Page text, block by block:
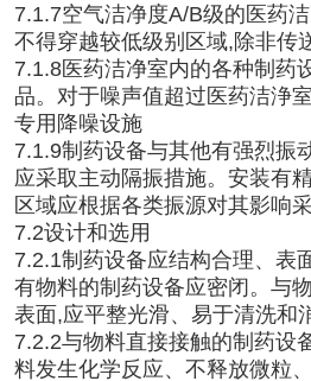
7.1.7空气洁净度A/B级的医药
不得穿越较低级别区域,除非传
7.1.8医药洁净室内的各种制药
品。对于噪声值超过医药洁浄
专用降噪设施
7.1.9制药设备与其他有强烈振
应采取主动隔振措施。安装有
区域应根据各类振源对其影响
7.2设计和选用
7.2.1制药设备应结构合理、表
有物料的制药设备应密闭。与
表面,应平整光滑、易于清洗和
7.2.2与物料直接接触的制药设
料发生化学反应、不释放微粒